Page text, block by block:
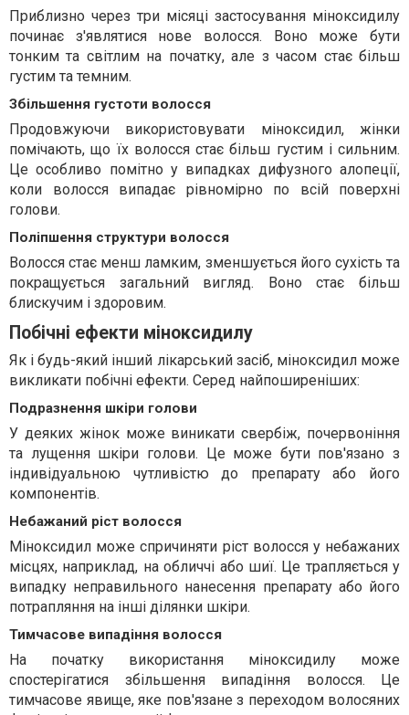
Приблизно через три місяці застосування міноксидилу
починає з'являтися нове волосся. Воно може бути
тонким та світлим на початку, але з часом стає більш
густим та темним.
Збільшення густоти волосся
Продовжуючи використовувати міноксидил, жінки
помічають, що їх волосся стає більш густим і сильним.
Це особливо помітно у випадках дифузного алопеції,
коли волосся випадає рівномірно по всій поверхні
голови.
Поліпшення структури волосся
Волосся стає менш ламким, зменшується його сухість та
покращується загальний вигляд. Воно стає більш
блискучим і здоровим.
Побічні ефекти міноксидилу
Як і будь-який інший лікарський засіб, міноксидил може
викликати побічні ефекти. Серед найпоширеніших:
Подразнення шкіри голови
У деяких жінок може виникати свербіж, почервоніння
та лущення шкіри голови. Це може бути пов'язано з
індивідуальною чутливістю до препарату або його
компонентів.
Небажаний ріст волосся
Міноксидил може спричиняти ріст волосся у небажаних
місцях, наприклад, на обличчі або шиї. Це трапляється у
випадку неправильного нанесення препарату або його
потрапляння на інші ділянки шкіри.
Тимчасове випадіння волосся
На початку використання міноксидилу може
спостерігатися збільшення випадіння волосся. Це
тимчасове явище, яке пов'язане з переходом волосяних